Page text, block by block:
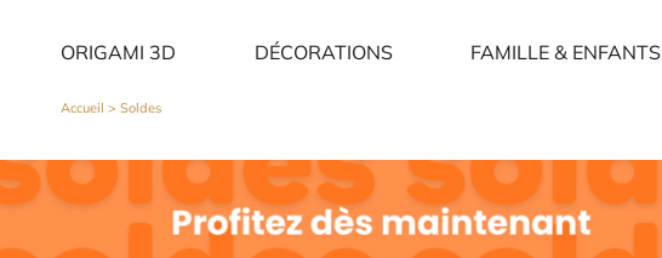
ORIGAMI 3D DÉCORATIONS FAMILLE & ENFANTS
Accueil > Soldes